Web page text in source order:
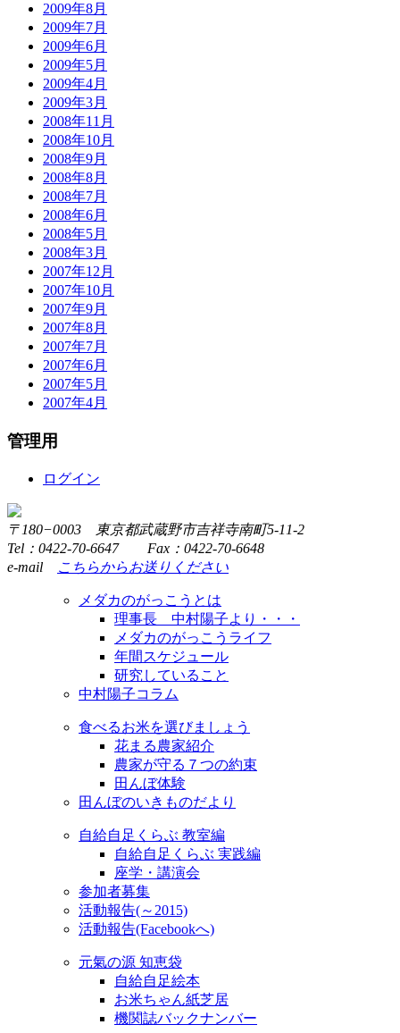
2009年8月
2009年7月
2009年6月
2009年5月
2009年4月
2009年3月
2008年11月
2008年10月
2008年9月
2008年8月
2008年7月
2008年6月
2008年5月
2008年3月
2007年12月
2007年10月
2007年9月
2007年8月
2007年7月
2007年6月
2007年5月
2007年4月
管理用
ログイン
〒180−0003 東京都武蔵野市吉祥寺南町5-11-2
Tel：0422-70-6647 Fax：0422-70-6648
e-mail
こちらからお送りください
メダカのがっこうとは
理事長 中村陽子より・・・
メダカのがっこうライフ
年間スケジュール
研究していること
中村陽子コラム
食べるお米を選びましょう
花まる農家紹介
農家が守る７つの約束
田んぼ体験
田んぼのいきものだより
自給自足くらぶ 教室編
自給自足くらぶ 実践編
座学・講演会
参加者募集
活動報告(～2015)
活動報告(Facebookへ)
元氣の源 知恵袋
自給自足絵本
お米ちゃん紙芝居
機関誌バックナンバー